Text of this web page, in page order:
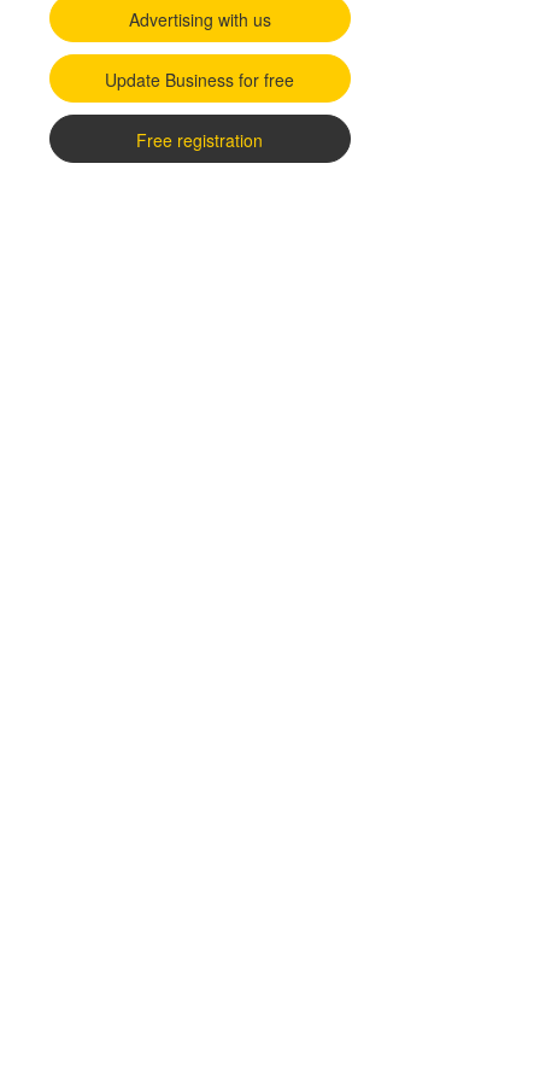
Advertising with us
Update Business for free
Free registration